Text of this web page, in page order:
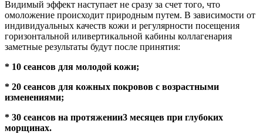
Видимый эффект наступает не сразу за счет того, что
омоложение происходит природным путем. В зависимости от
индивидуальных качеств кожи и регулярности посещения
горизонтальной иливертикальной кабины коллагенария
заметные результаты будут после принятия:
* 10 сеансов для молодой кожи;
* 20 сеансов для кожных покровов с возрастными
изменениями;
* 30 сеансов на протяжении3 месяцев при глубоких
морщинах.